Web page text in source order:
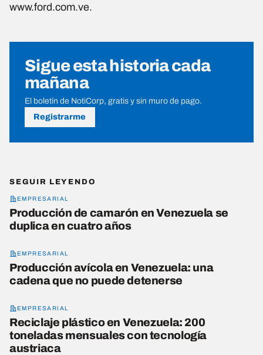
www.ford.com.ve.
Sigue esta historia cada
mañana
El boletín de NotiCorp, gratis y sin muro de pago.
Registrarme
SEGUIR LEYENDO
EMPRESARIAL
Producción de camarón en Venezuela se
duplica en cuatro años
EMPRESARIAL
Producción avícola en Venezuela: una
cadena que no puede detenerse
EMPRESARIAL
Reciclaje plástico en Venezuela: 200
toneladas mensuales con tecnología
austriaca